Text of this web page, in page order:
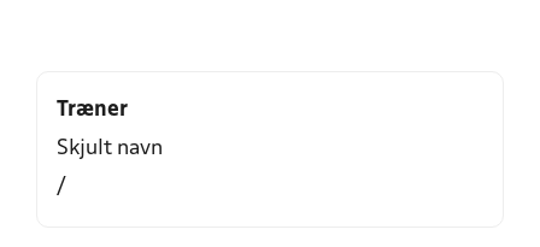
Træner
Skjult navn
/